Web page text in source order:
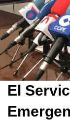
El